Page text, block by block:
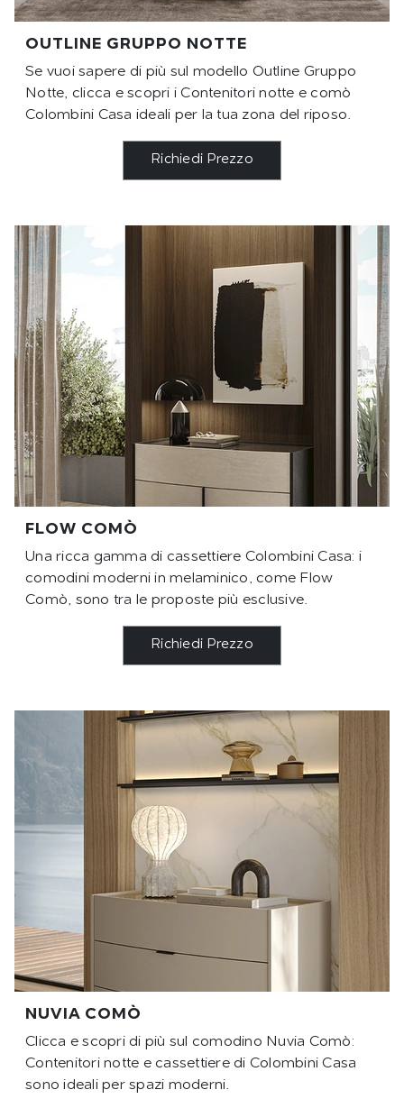
OUTLINE GRUPPO NOTTE
Se vuoi sapere di più sul modello Outline Gruppo
Notte, clicca e scopri i Contenitori notte e comò
Colombini Casa ideali per la tua zona del riposo.
Richiedi Prezzo
FLOW COMÒ
Una ricca gamma di cassettiere Colombini Casa: i
comodini moderni in melaminico, come Flow
Comò, sono tra le proposte più esclusive.
Richiedi Prezzo
NUVIA COMÒ
Clicca e scopri di più sul comodino Nuvia Comò:
Contenitori notte e cassettiere di Colombini Casa
sono ideali per spazi moderni.